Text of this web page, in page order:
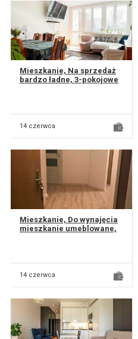
Mieszkanie, Na sprzedaż
bardzo ładne, 3-pokojowe
14 czerwca
Mieszkanie, Do wynajęcia
mieszkanie umeblowane,
14 czerwca